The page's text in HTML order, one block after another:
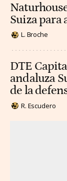
Suiza para
L. Broche
DTE
andaluza
de la
R. Escudero